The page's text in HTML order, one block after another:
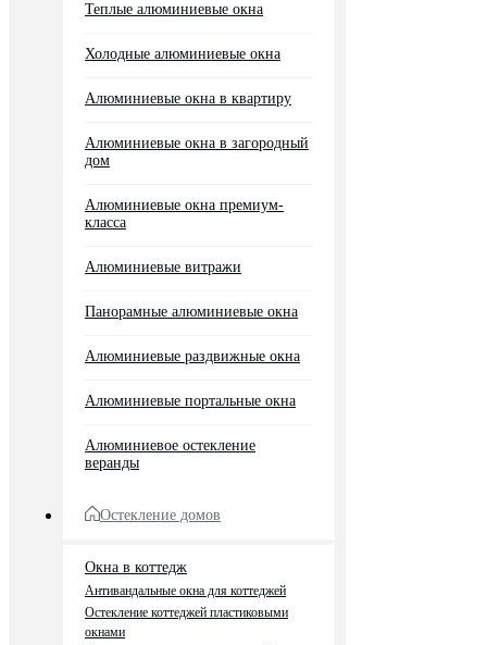
Теплые алюминиевые окна
Холодные алюминиевые окна
Алюминиевые окна в квартиру
Алюминиевые окна в загородный
дом
Алюминиевые окна премиум-
класса
Алюминиевые витражи
Панорамные алюминиевые окна
Алюминиевые раздвижные окна
Алюминиевые портальные окна
Алюминиевое остекление
веранды
Остекление домов
Окна в коттедж
Антивандальные окна для коттеджей
Остекление коттеджей пластиковыми
окнами